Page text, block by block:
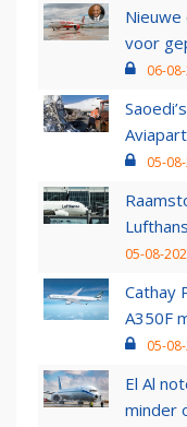
voor
06-
05-
05-08-
Cathay
A350F
05-
El Al
minder